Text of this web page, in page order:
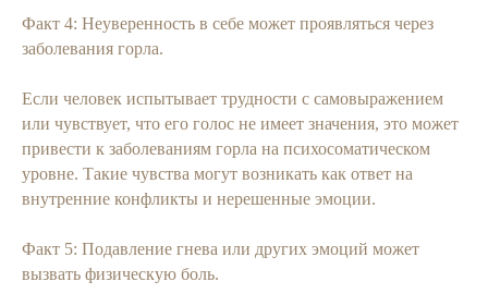
Факт 4: Неуверенность в себе может проявляться через
заболевания горла.
Если человек испытывает трудности с самовыражением
или чувствует, что его голос не имеет значения, это может
привести к заболеваниям горла на психосоматическом
уровне. Такие чувства могут возникать как ответ на
внутренние конфликты и нерешенные эмоции.
Факт 5: Подавление гнева или других эмоций может
вызвать физическую боль.